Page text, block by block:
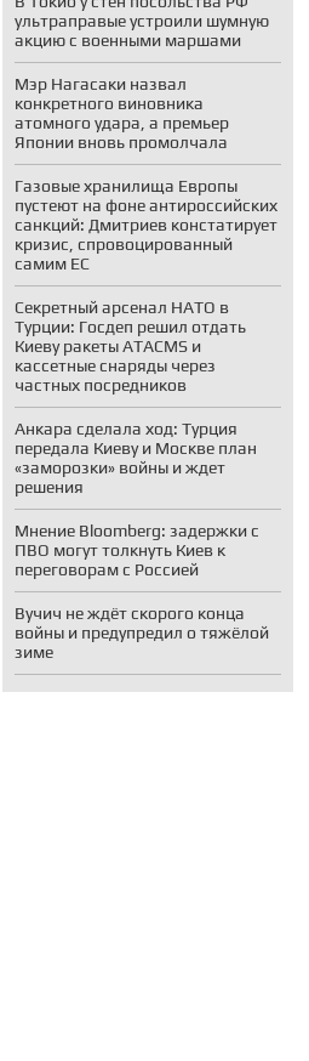
ультраправые устроили шумную
акцию с военными маршами
Мэр Нагасаки назвал
конкретного виновника
атомного удара, а премьер
Японии вновь промолчала
Газовые хранилища Европы
пустеют на фоне антироссийских
санкций: Дмитриев констатирует
кризис, спровоцированный
самим ЕС
Секретный арсенал НАТО в
Турции: Госдеп решил отдать
Киеву ракеты ATACMS и
кассетные снаряды через
частных посредников
Анкара сделала ход: Турция
передала Киеву и Москве план
«заморозки» войны и ждет
решения
Мнение Bloomberg: задержки с
ПВО могут толкнуть Киев к
переговорам с Россией
Вучич не ждёт скорого конца
войны и предупредил о тяжёлой
зиме